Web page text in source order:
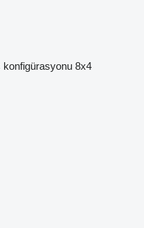
konfigürasyonu 8x4